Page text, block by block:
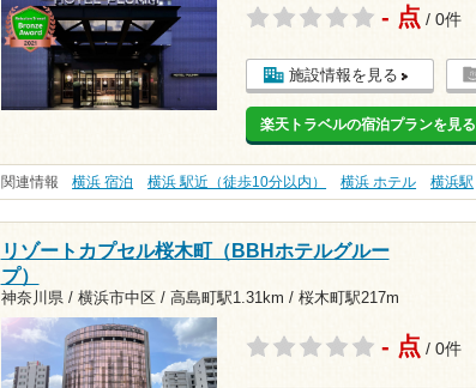
- 点 / 0件
施設情報を見る
楽天トラベルの宿泊プランを見る
関連情報 横浜 宿泊 横浜 駅近（徒歩10分以内） 横浜 ホテル 横浜駅
リゾートカプセル桜木町（BBHホテルグルー
プ）
神奈川県 / 横浜市中区 / 高島町駅1.31km / 桜木町駅217m
- 点 / 0件